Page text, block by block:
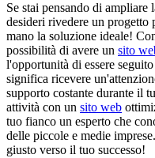
Se stai pensando di
desideri rivedere un progetto
mano la soluzione ideale!
possibilità di avere un sito
l'opportunità di essere
significa ricevere
supporto costante durante il
attività con un sito web
tuo fianco un esperto che
delle piccole e medie
giusto verso il tuo successo!